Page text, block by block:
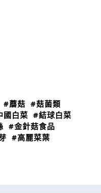
#蘑菇 #菇菌類
國白菜 #結球白菜
#金針菇食品
#高麗菜葉